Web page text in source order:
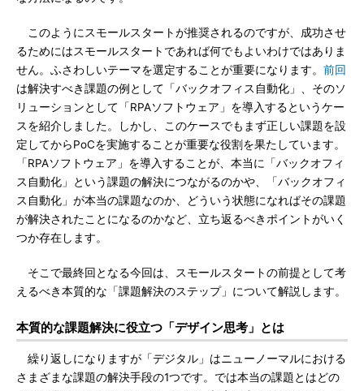
このようにスモールスタートが推奨されるのですが、成功させ
るためにはスモールスタートであれば何でもよいわけではありま
せん。ふさわしいテーマを選定することが重要になります。 前回
は解決すべき課題の例として「バックオフィス自動化」、そのソ
リューションとして「RPAソフトウェア」を導入するというケー
スを紹介しました。しかし、このケースでもまず正しい課題を設
定してからPoCを実施することが重要な役割を果たしています。
「RPAソフトウェア」を導入することが、本当に「バックオフィ
ス自動化」という課題の解決につながるのかや、「バックオフィ
ス自動化」が本当の課題なのか、どういう状態になればその課題
が解決されたことになるのかなど、立ち返るべきポイントがいく
つか存在します。
そこで最終回となる今回は、スモールスタートの前提として考
えるべき本質的な「課題解決のステップ」について解説します。
本質的な課題解決に役立つ「デザイン思考」とは
繰り返しになりますが「デジタル」はニューノーマルにおける
さまざまな課題の解決手段の1つです。では本当の課題とはどの